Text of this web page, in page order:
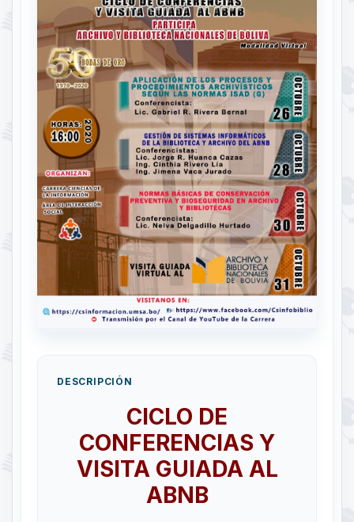
DESCRIPCIÓN
CICLO DE
CONFERENCIAS Y
VISITA GUIADA AL
ABNB